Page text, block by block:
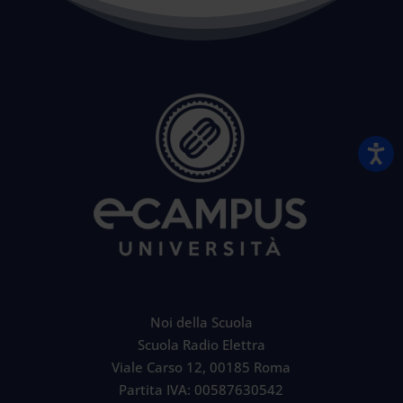
Noi della Scuola
Scuola Radio Elettra
Viale Carso 12, 00185 Roma
Partita IVA: 00587630542